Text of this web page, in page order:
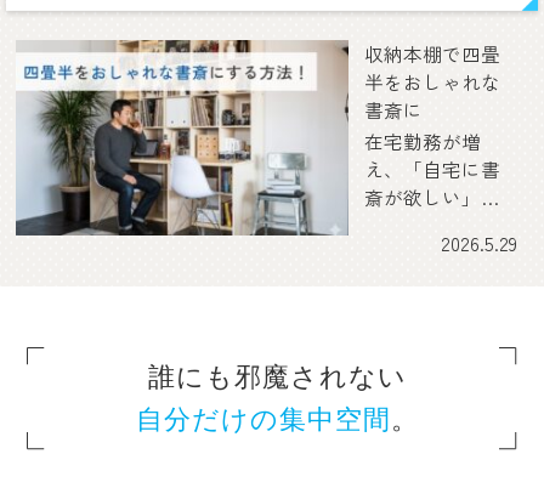
収納本棚で四畳
半をおしゃれな
書斎に
在宅勤務が増
え、「自宅に書
斎が欲しい」と
ものの、本棚や
しく、広い部屋
がないと書斎づ
くりは無理だと
2026.5.29
誰にも邪魔されない
自分だけの集中空間 。